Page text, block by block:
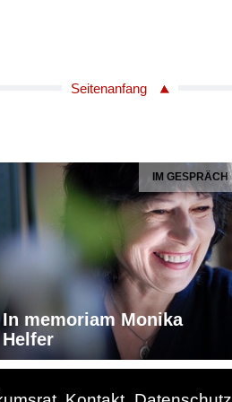
Seitenanfang
IM GESPRÄCH
In memoriam Monika
Helfer